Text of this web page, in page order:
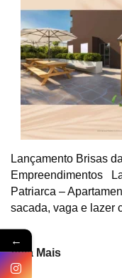
Lançamento Brisas
Empreendimentos
Patriarca –
sacada, vaga e lazer
Veja Mais
←